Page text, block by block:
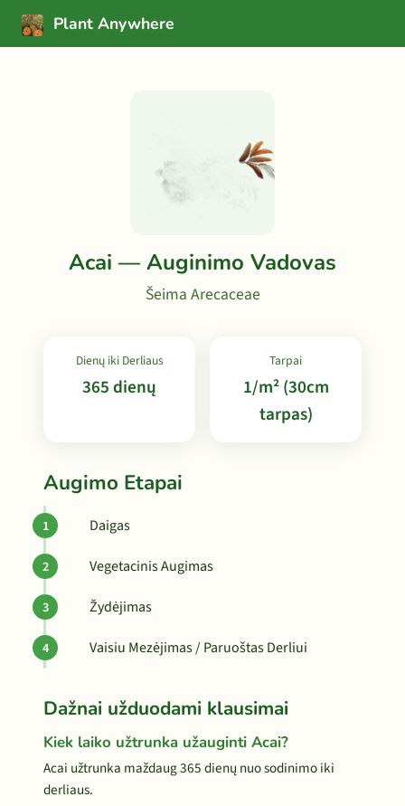
Plant Anywhere
Acai — Auginimo Vadovas
Šeima Arecaceae
Dienų iki Derliaus
365 dienų
Tarpai
1/m² (30cm
tarpas)
Augimo Etapai
Daigas
Vegetacinis Augimas
Žydėjimas
Vaisiu Mezėjimas / Paruoštas Derliui
Dažnai užduodami klausimai
Kiek laiko užtrunka užauginti Acai?
Acai užtrunka maždaug 365 dienų nuo sodinimo iki
derliaus.